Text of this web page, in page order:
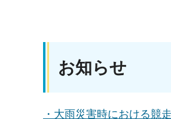
お知らせ
・大雨災害時における競